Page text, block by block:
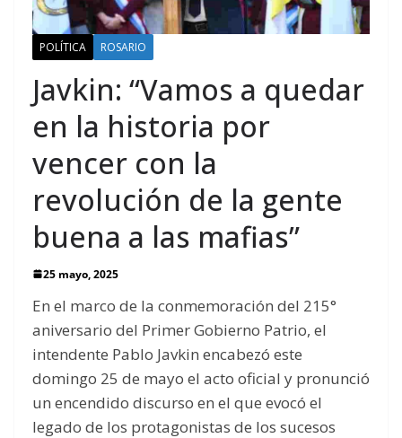
POLÍTICA ROSARIO
Javkin: “Vamos a quedar
en la historia por
vencer con la
revolución de la gente
buena a las mafias”
25 mayo, 2025
En el marco de la conmemoración del 215°
aniversario del Primer Gobierno Patrio, el
intendente Pablo Javkin encabezó este
domingo 25 de mayo el acto oficial y pronunció
un encendido discurso en el que evocó el
legado de los protagonistas de los sucesos